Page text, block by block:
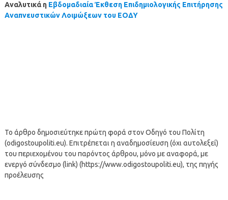
Αναλυτικά η Εβδομαδιαία Έκθεση Επιδημιολογικής Επιτήρησης
Αναπνευστικών Λοιμώξεων του ΕΟΔΥ
Το άρθρο δημοσιεύτηκε πρώτη φορά στον Οδηγό του Πολίτη
(odigostoupoliti.eu). Επιτρέπεται η αναδημοσίευση (όχι αυτολεξεί)
του περιεχομένου του παρόντος άρθρου, μόνο με αναφορά, με
ενεργό σύνδεσμο (link) (https://www.odigostoupoliti.eu), της πηγής
προέλευσης